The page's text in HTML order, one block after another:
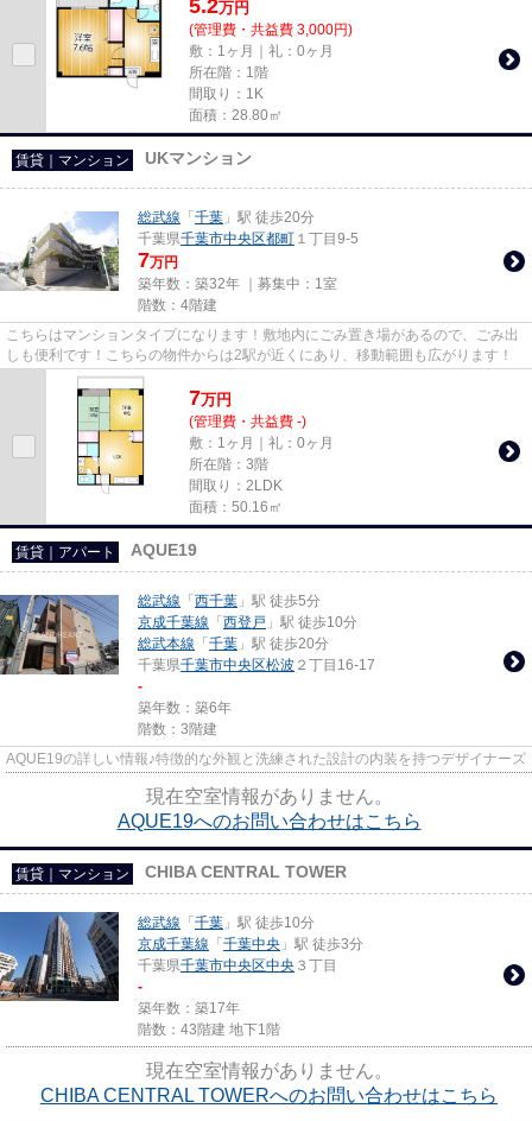
5.2万円
(管理費・共益費 3,000円)
敷：1ヶ月｜礼：0ヶ月
所在階：1階
間取り：1K
面積：28.80㎡
賃貸｜マンション UKマンション
総武線 「 千葉 」駅 徒歩20分
千葉県千葉市中央区都町 １丁目9-5
7万円
築年数：築32年 ｜募集中： 1室
階数：4階建
こちらはマンションタイプになります！敷地内にごみ置き場があるので、ごみ出
しも便利です！こちらの物件からは2駅が近くにあり、移動範囲も広がります！
7万円
(管理費・共益費 -)
敷：1ヶ月｜礼：0ヶ月
所在階：3階
間取り：2LDK
面積：50.16㎡
賃貸｜アパート AQUE19
総武線 「 西千葉 」駅 徒歩5分
京成千葉線 「 西登戸 」駅 徒歩10分
総武本線 「 千葉 」駅 徒歩20分
千葉県千葉市中央区松波 ２丁目16-17
-
築年数：築6年
階数：3階建
AQUE19の詳しい情報♪特徴的な外観と洗練された設計の内装を持つデザイナーズ
現在空室情報がありません。
AQUE19へのお問い合わせはこちら
賃貸｜マンション CHIBA CENTRAL TOWER
総武線 「 千葉 」駅 徒歩10分
京成千葉線 「 千葉中央 」駅 徒歩3分
千葉県千葉市中央区中央 ３丁目
-
築年数：築17年
階数：43階建 地下1階
現在空室情報がありません。
CHIBA CENTRAL TOWERへのお問い合わせはこちら